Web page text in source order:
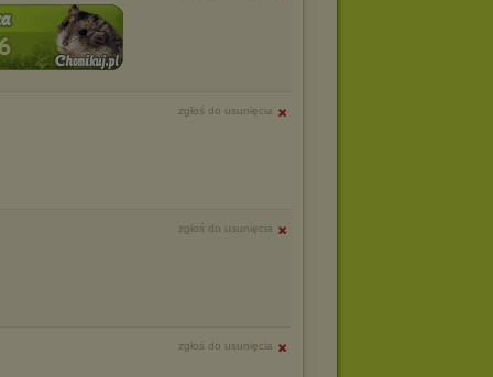
zgłoś do usunięcia
zgłoś do usunięcia
zgłoś do usunięcia